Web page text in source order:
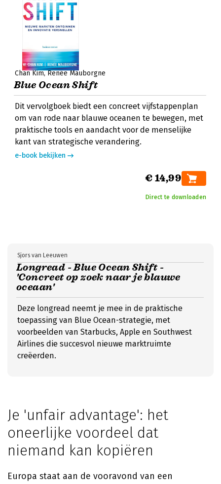
Chan Kim Renée Mauborgne
Blue Ocean Shift
Dit vervolgboek biedt een concreet vijfstappenplan
om van rode naar blauwe oceanen te bewegen, met
praktische tools en aandacht voor de menselijke
kant van strategische verandering.
e-book bekijken
€ 14,99
Direct te downloaden
Longread - Blue Ocean Shift -
'Concreet op zoek naar je blauwe
oceaan'
Sjors van Leeuwen
Deze longread neemt je mee in de praktische
toepassing van Blue Ocean-strategie, met
voorbeelden van Starbucks, Apple en Southwest
Airlines die succesvol nieuwe marktruimte
creëerden.
Je 'unfair advantage': het
oneerlijke voordeel dat
niemand kan kopiëren
Europa staat aan de vooravond van een